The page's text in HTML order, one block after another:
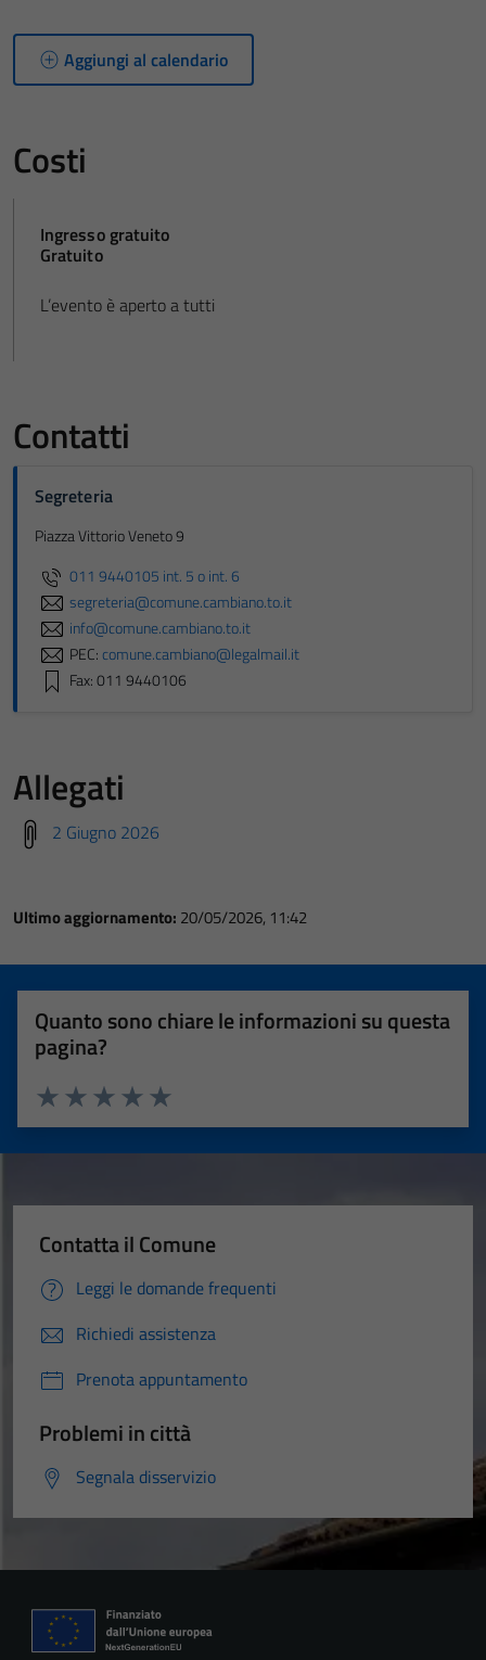
Aggiungi al calendario
Costi
Ingresso gratuito
Gratuito
L’evento è aperto a tutti
Contatti
Segreteria
Piazza Vittorio Veneto 9
011 9440105 int. 5 o int. 6
segreteria@comune.cambiano.to.it
info@comune.cambiano.to.it
PEC:comune.cambiano@legalmail.it
Fax: 011 9440106
Allegati
2 Giugno 2026
Ultimo aggiornamento: 20/05/2026, 11:42
Quanto sono chiare le informazioni su questa
pagina?
Valuta 5 stelle su 5
Valuta 4 stelle su 5
Valuta 3 stelle su 5
Valuta 2 stelle su 5
Valuta 1 stelle su 5
Contatta il Comune
Leggi le domande frequenti
Richiedi assistenza
Prenota appuntamento
Problemi in città
Segnala disservizio